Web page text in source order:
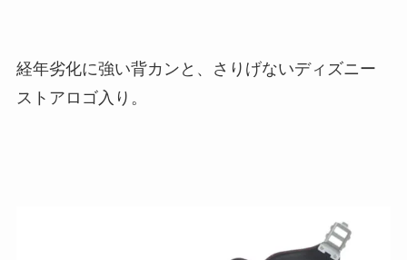
経年劣化に強い背カンと、さりげないディズニー
ストアロゴ入り。